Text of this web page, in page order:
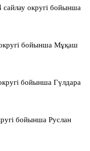
округі бойынша
бойынша Мұқаш
бойынша Гүлдара
бойынша Руслан